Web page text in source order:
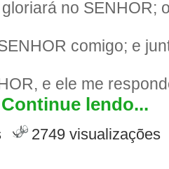
no SENHOR;
comigo; e
e ele me
Continue lendo...
2749 visualizações